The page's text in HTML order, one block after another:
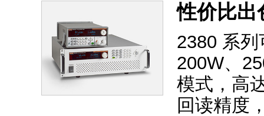
性价比出
2380 系
200W、
模式，高
回读精度